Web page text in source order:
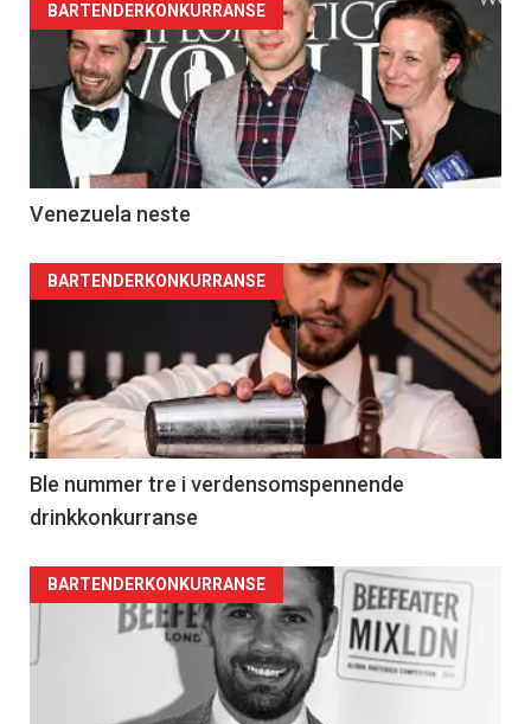
BARTENDERKONKURRANSE
Venezuela neste
BARTENDERKONKURRANSE
Ble nummer tre i verdensomspennende
drinkkonkurranse
BARTENDERKONKURRANSE